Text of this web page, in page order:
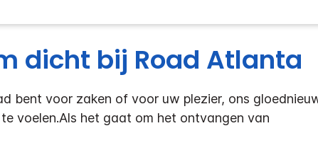
dicht bij Road Atlanta
bent voor zaken of voor uw plezier, ons
voelen.Als het gaat om het ontvangen van